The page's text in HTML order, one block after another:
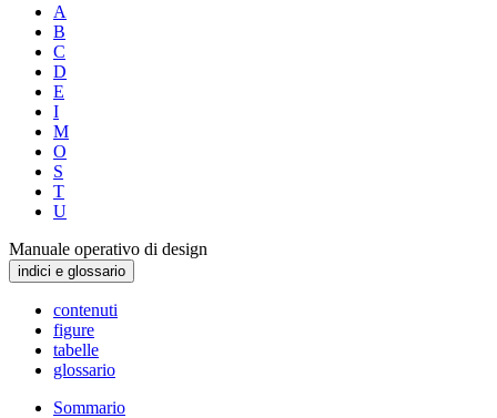
A
B
C
D
E
I
M
O
S
T
U
Manuale operativo di design
indici e glossario
contenuti
figure
tabelle
glossario
Sommario